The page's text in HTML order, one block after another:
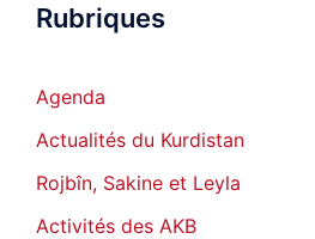
Rubriques
Agenda
Actualités du Kurdistan
Rojbîn, Sakine et Leyla
Activités des AKB